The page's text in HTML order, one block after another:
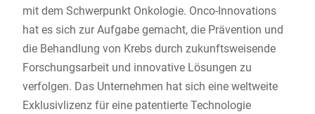
mit dem Schwerpunkt Onkologie. Onco-Innovations
hat es sich zur Aufgabe gemacht, die Prävention und
die Behandlung von Krebs durch zukunftsweisende
Forschungsarbeit und innovative Lösungen zu
verfolgen. Das Unternehmen hat sich eine weltweite
Exklusivlizenz für eine patentierte Technologie